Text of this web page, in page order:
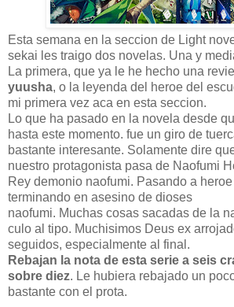
Esta semana en la seccion de Light
sekai les traigo dos novelas. Una y
La primera, que ya le he hecho una
yuusha, o la leyenda del heroe del
mi primera vez aca en esta seccion.
Lo que ha pasado en la novela desde
hasta este momento. fue un giro de
bastante interesante. Solamente dire
nuestro protagonista pasa de Naofumi
Rey demonio naofumi. Pasando a
terminando en asesino de dioses
naofumi. Muchas cosas sacadas de la
culo al tipo. Muchisimos Deus ex
seguidos, especialmente al final.
Rebajan la nota de esta serie a seis
sobre diez. Le hubiera rebajado un
bastante con el prota.